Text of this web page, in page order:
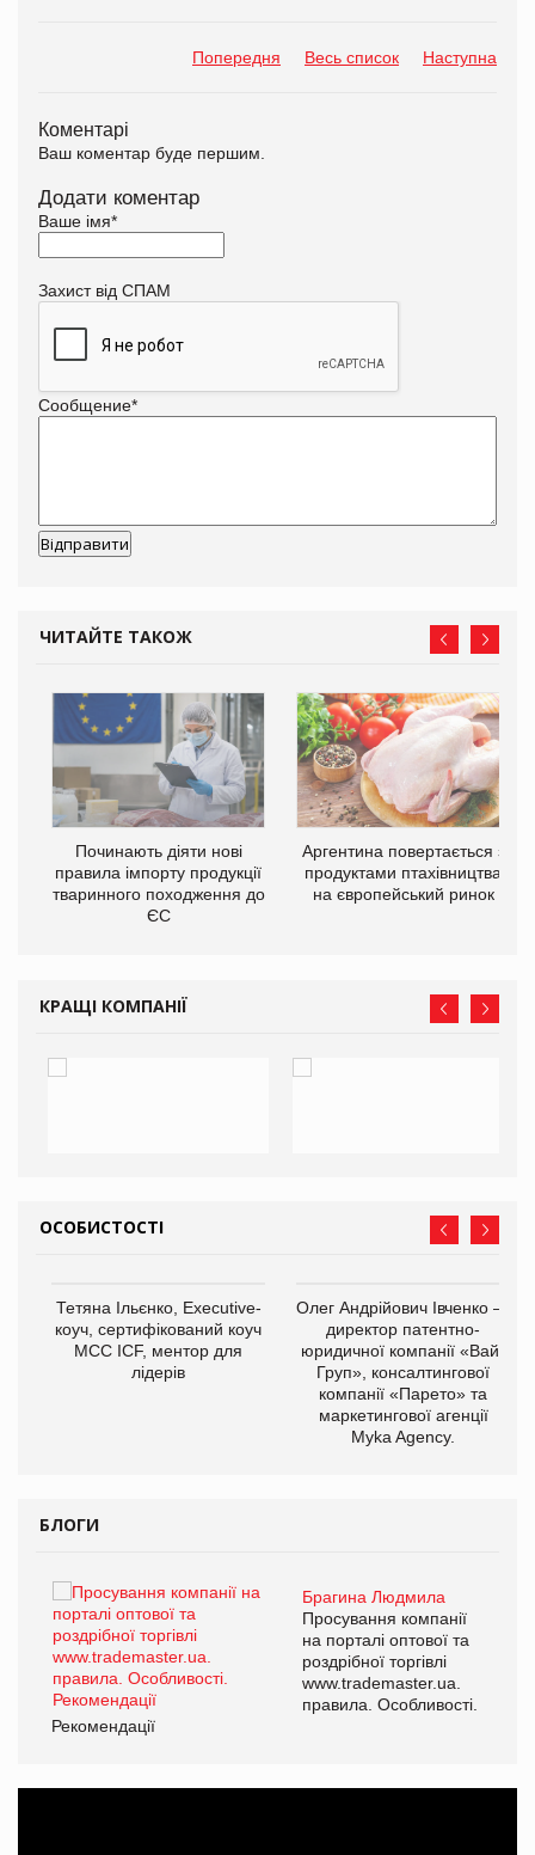
Попередня Весь список Наступна
Коментарі
Ваш коментар буде першим.
Додати коментар
Ваше імя*
Захист від СПАМ
Сообщение*
ЧИТАЙТЕ ТАКОЖ
Починають діяти нові
правила імпорту продукції
тваринного походження до
ЄС
Аргентина повертається з
продуктами птахівництва
на європейський ринок
КРАЩІ КОМПАНІЇ
ОСОБИСТОСТІ
Тетяна Ільєнко, Executive-
коуч, сертифікований коуч
МСС ICF, ментор для
лідерів
Олег Андрійович Івченко —
директор патентно-
юридичної компанії «Вайз
Груп», консалтингової
компанії «Парето» та
маркетингової агенції
Myka Agency.
БЛОГИ
Брагина Людмила
Просування компанії
на порталі оптової та
роздрібної торгівлі
www.trademaster.ua.
правила. Особливості.
Рекомендації